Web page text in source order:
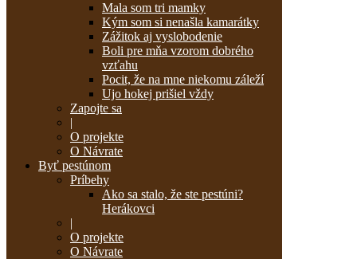
Mala som tri mamky
Kým som si nenašla kamarátky
Zážitok aj vyslobodenie
Boli pre mňa vzorom dobrého
vzťahu
Pocit, že na mne niekomu záleží
Ujo hokej prišiel vždy
Zapojte sa
|
O projekte
O Návrate
Byť pestúnom
Príbehy
Ako sa stalo, že ste pestúni?
Herákovci
|
O projekte
O Návrate